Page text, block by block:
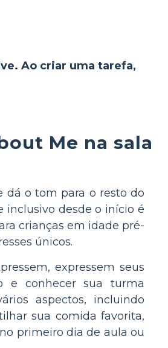
Ao criar uma tarefa,
Me na sala
dá o tom para o resto do
inclusivo desde o início é
crianças em idade pré-
únicos.
expressem seus
e conhecer sua turma
aspectos, incluindo
sua comida favorita,
primeiro dia de aula ou